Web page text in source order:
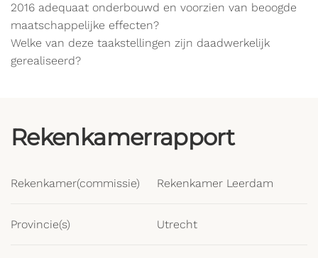
2016 adequaat onderbouwd en voorzien van beoogde
maatschappelijke effecten?
Welke van deze taakstellingen zijn daadwerkelijk
gerealiseerd?
Rekenkamerrapport
Rekenkamer(commissie) Rekenkamer Leerdam
Provincie(s) Utrecht